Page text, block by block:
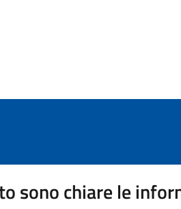
sono chiare le